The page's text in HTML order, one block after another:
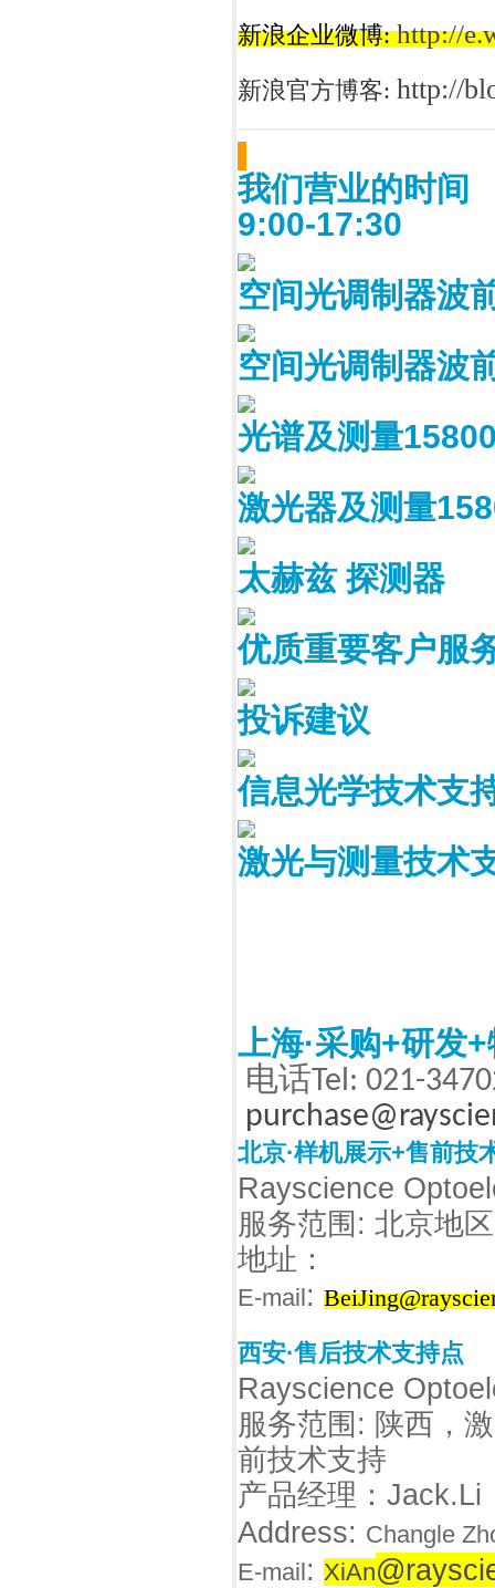
新浪企业微博:http://
新浪官方博客: http://
我们营业的时间
9:00-17:30
空间光调制器波
空间光调制器波
光谱及测量
激光器及测量
太赫兹 探测器
优质重要客户服
投诉建议
信息光学技术支
激光与测量技术
上海·采购+研发
电话 Tel: 021-
北京·样机展示+售前技
Rayscience
服务范围: 北京地
地址：
E-mail:
西安·售后技术支持点
Rayscience
服务范围: 陕西，
前技术支持
产品经理 ：
Address: Changle
E-mail: XiAn